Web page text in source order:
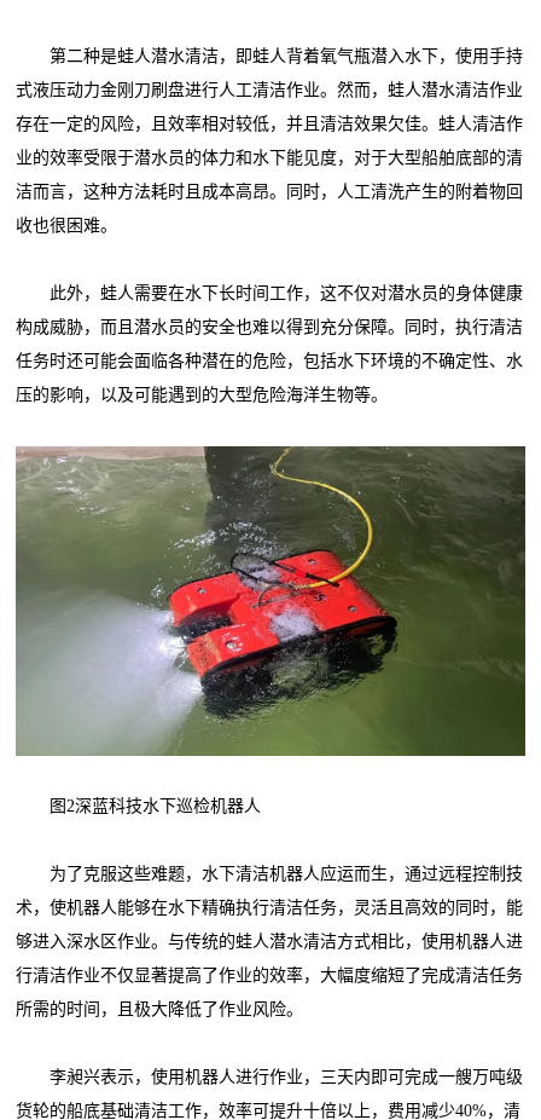
第二种是蛙人潜水清洁，即蛙人背着氧气瓶潜入水下，使用手持
式液压动力金刚刀刷盘进行人工清洁作业。然而，蛙人潜水清洁作业
存在一定的风险，且效率相对较低，并且清洁效果欠佳。蛙人清洁作
业的效率受限于潜水员的体力和水下能见度，对于大型船舶底部的清
洁而言，这种方法耗时且成本高昂。同时，人工清洗产生的附着物回
收也很困难。
此外，蛙人需要在水下长时间工作，这不仅对潜水员的身体健康
构成威胁，而且潜水员的安全也难以得到充分保障。同时，执行清洁
任务时还可能会面临各种潜在的危险，包括水下环境的不确定性、水
压的影响，以及可能遇到的大型危险海洋生物等。
图2深蓝科技水下巡检机器人
为了克服这些难题，水下清洁机器人应运而生，通过远程控制技
术，使机器人能够在水下精确执行清洁任务，灵活且高效的同时，能
够进入深水区作业。与传统的蛙人潜水清洁方式相比，使用机器人进
行清洁作业不仅显著提高了作业的效率，大幅度缩短了完成清洁任务
所需的时间，且极大降低了作业风险。
李昶兴表示，使用机器人进行作业，三天内即可完成一艘万吨级
货轮的船底基础清洁工作，效率可提升十倍以上，费用减少40%，清